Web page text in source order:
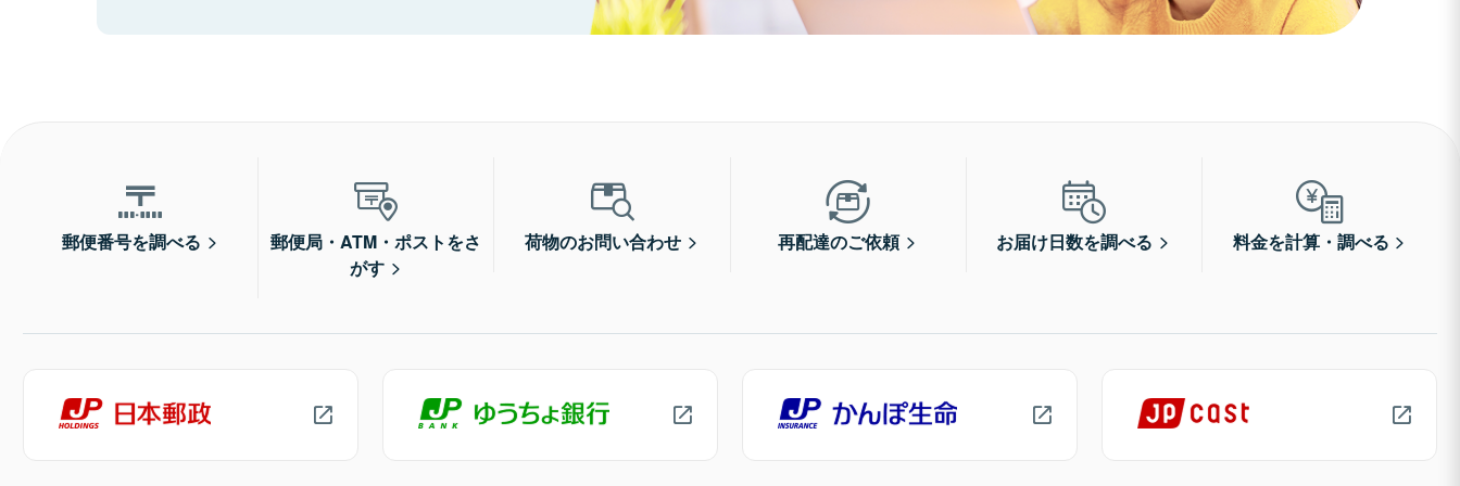
郵便番号を調べる
郵便局・ATM・ポストをさ
がす
荷物のお問い合わせ 再配達のご依頼 お届け日数を調べる 料金を計算・調べる